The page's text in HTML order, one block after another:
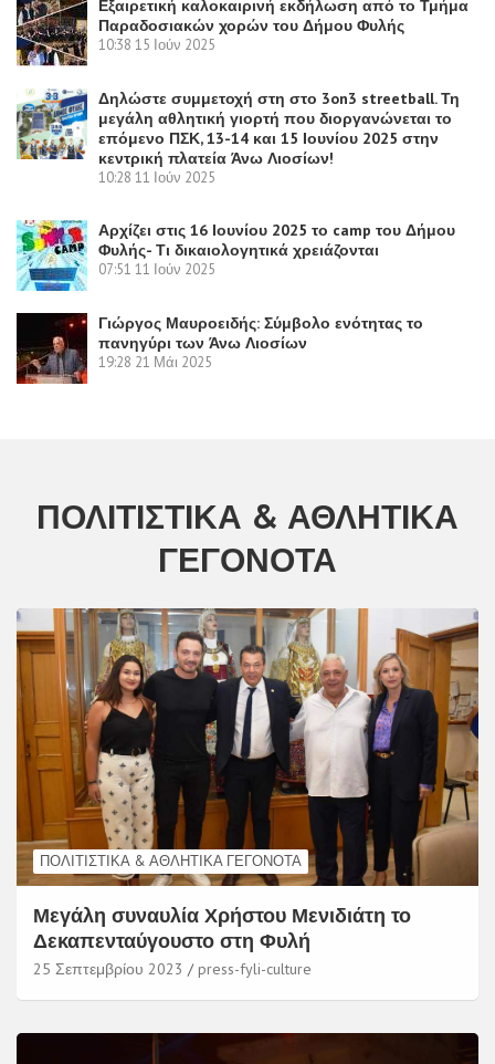
Εξαιρετική καλοκαιρινή εκδήλωση από το Τμήμα
Παραδοσιακών χορών του Δήμου Φυλής
10:38 15 Ιούν 2025
Δηλώστε συμμετοχή στη στο 3on3 streetball. Τη
μεγάλη αθλητική γιορτή που διοργανώνεται το
επόμενο ΠΣΚ, 13-14 και 15 Ιουνίου 2025 στην
κεντρική πλατεία Άνω Λιοσίων!
10:28 11 Ιούν 2025
Αρχίζει στις 16 Ιουνίου 2025 το camp του Δήμου
Φυλής- Τι δικαιολογητικά χρειάζονται
07:51 11 Ιούν 2025
Γιώργος Μαυροειδής: Σύμβολο ενότητας το
πανηγύρι των Άνω Λιοσίων
19:28 21 Μάι 2025
ΠΟΛΙΤΙΣΤΙΚΆ & ΑΘΛΗΤΙΚΆ
ΓΕΓΟΝΌΤΑ
ΠΟΛΙΤΙΣΤΙΚΆ & ΑΘΛΗΤΙΚΆ ΓΕΓΟΝΌΤΑ
Μεγάλη συναυλία Χρήστου Μενιδιάτη το
Δεκαπενταύγουστο στη Φυλή
25 Σεπτεμβρίου 2023 press-fyli-culture